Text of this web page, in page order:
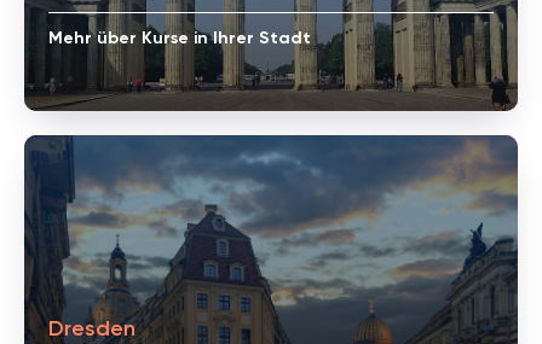
Mehr über Kurse in Ihrer Stadt
Dresden